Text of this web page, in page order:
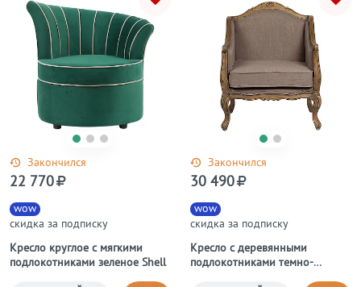
Закончился
Кресло круглое с мягкими
подлокотниками зеленое Shell
wow
скидка за подписку
22 770
Закончился
Кресло с деревянными
подлокотниками темно-
wow
скидка за подписку
30 490